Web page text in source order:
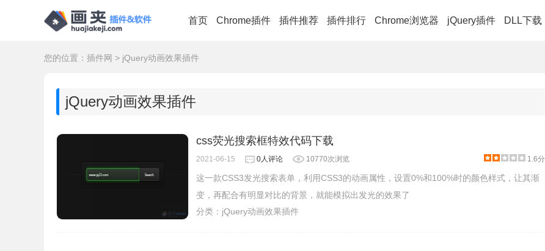
首页 Chrome插件 插件推荐 插件排行 Chrome浏览器 jQuery插件 DLL下载
您的位置： 插件网 > jQuery动画效果插件
jQuery动画效果插件
css荧光搜索框特效代码下载
2021-06-15 0人评论 10770次浏览 1.6分
这一款CSS3发光搜索表单，利用CSS3的动画属性，设置0%和100%时的颜色样式，让其渐
变，再配合有明显对比的背景，就能模拟出发光的效果了
分类： jQuery动画效果插件